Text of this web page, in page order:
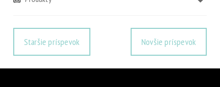
Staršie príspevok Novšie príspevok